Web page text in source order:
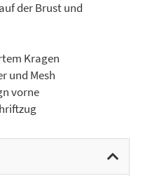
der Brust und
Kragen
und Mesh
vorne